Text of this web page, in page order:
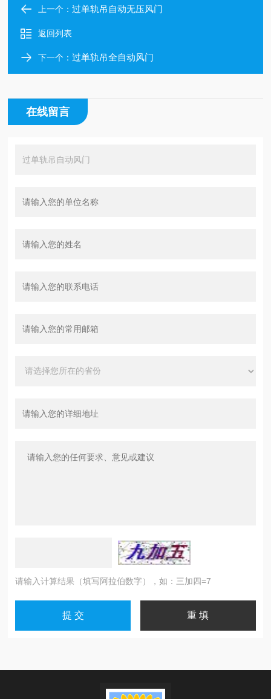
上一个：过单轨吊自动无压风门
返回列表
下一个：过单轨吊全自动风门
在线留言
请输入计算结果（填写阿拉伯数字），如：三加四=7